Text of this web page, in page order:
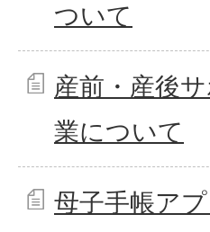
ついて
産前・産後
業について
母子手帳ア